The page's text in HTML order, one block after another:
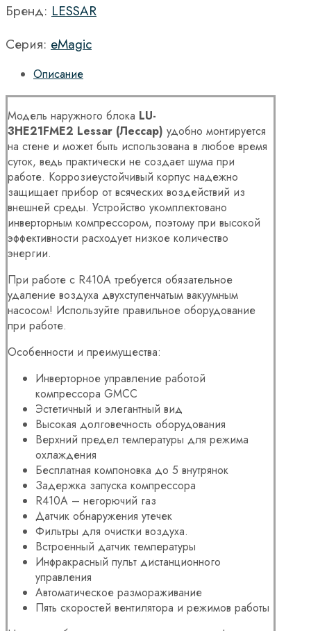
Бренд: LESSAR
Серия: eMagic
Описание
Модель наружного блока LU-
3HE21FME2 Lessar (Лессар) удобно монтируется
на стене и может быть использована в любое время
суток, ведь практически не создает шума при
работе. Коррозиеустойчивый корпус надежно
защищает прибор от всяческих воздействий из
внешней среды. Устройство укомплектовано
инверторным компрессором, поэтому при высокой
эффективности расходует низкое количество
энергии.
При работе с R410A требуется обязательное
удаление воздуха двухступенчатым вакуумным
насосом! Используйте правильное оборудование
при работе.
Особенности и преимущества:
Инверторное управление работой
компрессора GMCC
Эстетичный и элегантный вид
Высокая долговечность оборудования
Верхний предел температуры для режима
охлаждения
Бесплатная компоновка до 5 внутрянок
Задержка запуска компрессора
R410A – негорючий газ
Датчик обнаружения утечек
Фильтры для очистки воздуха.
Встроенный датчик температуры
Инфракрасный пульт дистанционного
управления
Автоматическое размораживание
Пять скоростей вентилятора и режимов работы